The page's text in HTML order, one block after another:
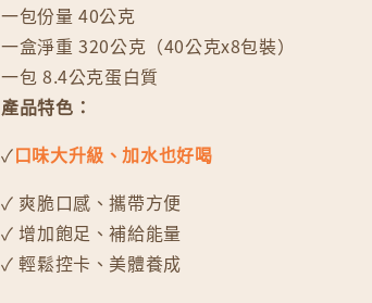
一包份量 40公克
一盒淨重 320公克（40公克x8包裝）
一包 8.4公克蛋白質
產品特色：
✓口味大升級、加水也好喝
✓ 爽脆口感、攜帶方便
✓ 增加飽足、補給能量
✓ 輕鬆控卡、美體養成